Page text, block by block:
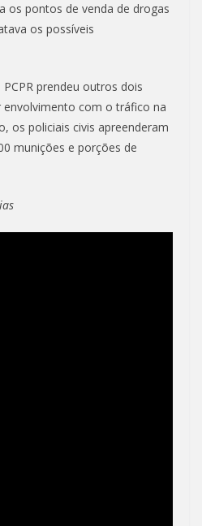
os pontos de venda de drogas
os possíveis
prendeu outros dois
com o tráfico na
os policiais civis apreenderam
munições e porções de